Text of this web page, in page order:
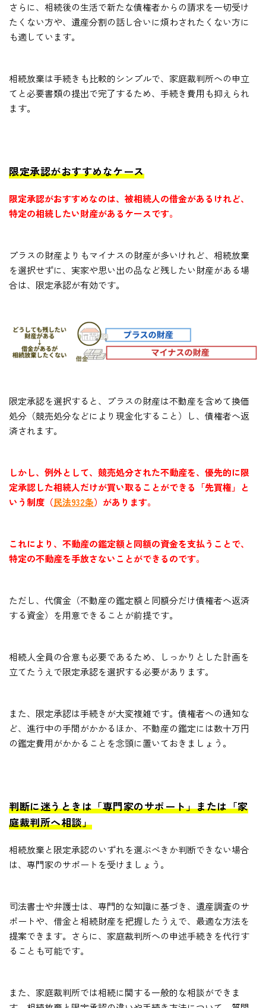
さらに、相続後の生活で新たな債権者からの請求を一切受け
たくない方や、遺産分割の話し合いに煩わされたくない方に
も適しています。
相続放棄は手続きも比較的シンプルで、家庭裁判所への申立
てと必要書類の提出で完了するため、手続き費用も抑えられ
ます。
限定承認がおすすめなケース
限定承認がおすすめなのは、被相続人の借金があるけれど、
特定の相続したい財産があるケースです。
プラスの財産よりもマイナスの財産が多いけれど、相続放棄
を選択せずに、実家や思い出の品など残したい財産がある場
合は、限定承認が有効です。
限定承認を選択すると、プラスの財産は不動産を含めて換価
処分（競売処分などにより現金化すること）し、債権者へ返
済されます。
しかし、例外として、競売処分された不動産を、優先的に限
定承認した相続人だけが買い取ることができる「先買権」と
いう制度（民法932条）があります。
これにより、不動産の鑑定額と同額の資金を支払うことで、
特定の不動産を手放さないことができるのです。
ただし、代償金（不動産の鑑定額と同額分だけ債権者へ返済
する資金）を用意できることが前提です。
相続人全員の合意も必要であるため、しっかりとした計画を
立てたうえで限定承認を選択する必要があります。
また、限定承認は手続きが大変複雑です。債権者への通知な
ど、進行中の手間がかかるほか、不動産の鑑定には数十万円
の鑑定費用がかかることを念頭に置いておきましょう。
判断に迷うときは「専門家のサポート」または「家
庭裁判所へ相談」
相続放棄と限定承認のいずれを選ぶべきか判断できない場合
は、専門家のサポートを受けましょう。
司法書士や弁護士は、専門的な知識に基づき、遺産調査のサ
ポートや、借金と相続財産を把握したうえで、最適な方法を
提案できます。さらに、家庭裁判所への申述手続きを代行す
ることも可能です。
また、家庭裁判所では相続に関する一般的な相談ができま